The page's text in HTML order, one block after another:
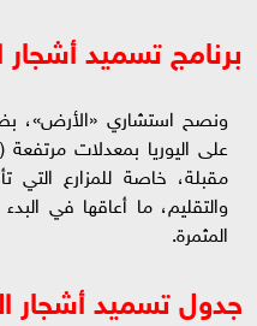
برنامج تسميد أشجار
ونصح استشاري «الأرض»،
مقبلة، خاصة للمزارع التي
والتقليم، ما أعاقها في
المثمرة.
جدول تسميد أشجار